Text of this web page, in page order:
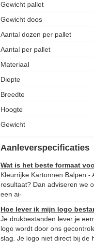
Gewicht pallet
Gewicht doos
Aantal dozen per pallet
Aantal per pallet
Materiaal
Diepte
Breedte
Hoogte
Gewicht
Aanleverspecificaties
Wat is het beste formaat
Kleurrijke Kartonnen Balpen
resultaat? Dan adviseren we
een ai-
Hoe lever ik mijn logo
Je drukbestanden lever je
logo wordt door ons
slag. Je logo niet direct bij de